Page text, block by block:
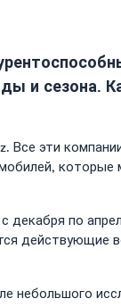
и сезона.
Все эти
по
небольшого